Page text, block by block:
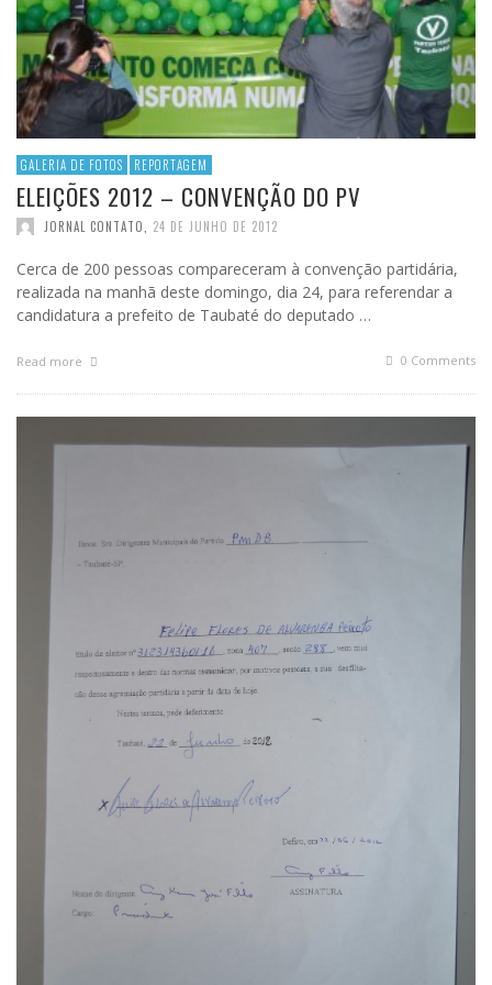
GALERIA DE FOTOS REPORTAGEM
ELEIÇÕES 2012 – CONVENÇÃO DO PV
JORNAL CONTATO 24 DE JUNHO DE 2012
Cerca de 200 pessoas compareceram à convenção partidária,
realizada na manhã deste domingo, dia 24, para referendar a
candidatura a prefeito de Taubaté do deputado …
Read more 0 Comments